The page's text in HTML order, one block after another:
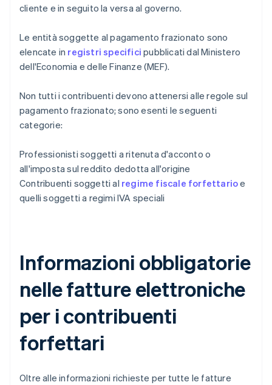
cliente e in seguito la versa al governo.
Le entità soggette al pagamento frazionato sono
elencate in registri specifici pubblicati dal Ministero
dell'Economia e delle Finanze (MEF).
Non tutti i contribuenti devono attenersi alle regole sul
pagamento frazionato; sono esenti le seguenti
categorie:
Professionisti soggetti a ritenuta d'acconto o
all'imposta sul reddito dedotta all'origine
Contribuenti soggetti al regime fiscale forfettarioe
quelli soggetti a regimi IVA speciali
Informazioni obbligatorie
nelle fatture elettroniche
per i contribuenti
forfettari
Oltre alle informazioni richieste per tutte le fatture